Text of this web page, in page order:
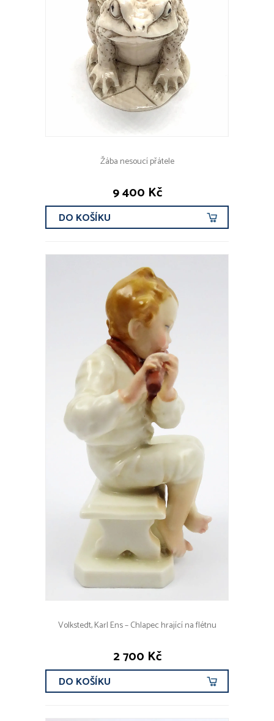
Žába nesoucí přátele
9 400 Kč
DO KOŠÍKU
Volkstedt, Karl Ens – Chlapec hrající na flétnu
2 700 Kč
DO KOŠÍKU